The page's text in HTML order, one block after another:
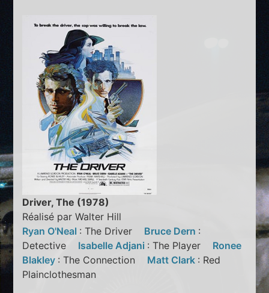
Driver, The (1978)
Réalisé par Walter Hill
Ryan O'Neal : The Driver Bruce Dern :
Detective Isabelle Adjani : The Player Ronee
Blakley : The Connection Matt Clark : Red
Plainclothesman